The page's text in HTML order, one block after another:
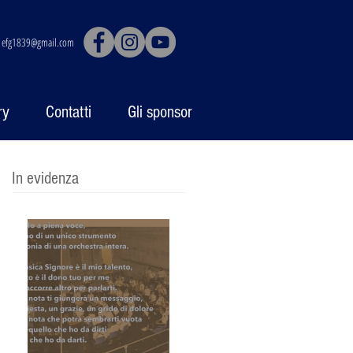
efg1839@gmail.com
Contatti Gli sponsor
In evidenza